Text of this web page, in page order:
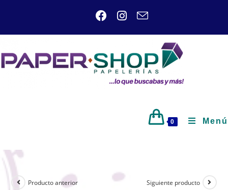
0 Menú
Producto anterior Siguiente producto